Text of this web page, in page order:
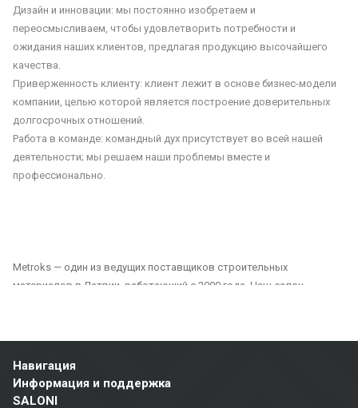
Дизайн и инновации: мы постоянно изобретаем и
переосмысливаем, чтобы удовлетворить потребности и
ожидания наших клиентов, предлагая продукцию высочайшего
качества.
Приверженность клиенту: клиент лежит в основе бизнес-модели
компании, целью которой является построение доверительных
долгосрочных отношений.
Работа в команде: командный дух присутствует во всей нашей
деятельности; мы решаем наши проблемы вместе и
профессионально.
Metroks — один из ведущих поставщиков строительных
материалов в Латвии, работающий с 2000 года. Наш салон
общественных проектов. Мы являемся надежным партнером для
всех, кто ищет качественные и долговечные решения для отделки
домов, офисов, общественных зданий и других помещений.
Наш ассортимент включает:
Навигация
Информация и поддержка
SALONI